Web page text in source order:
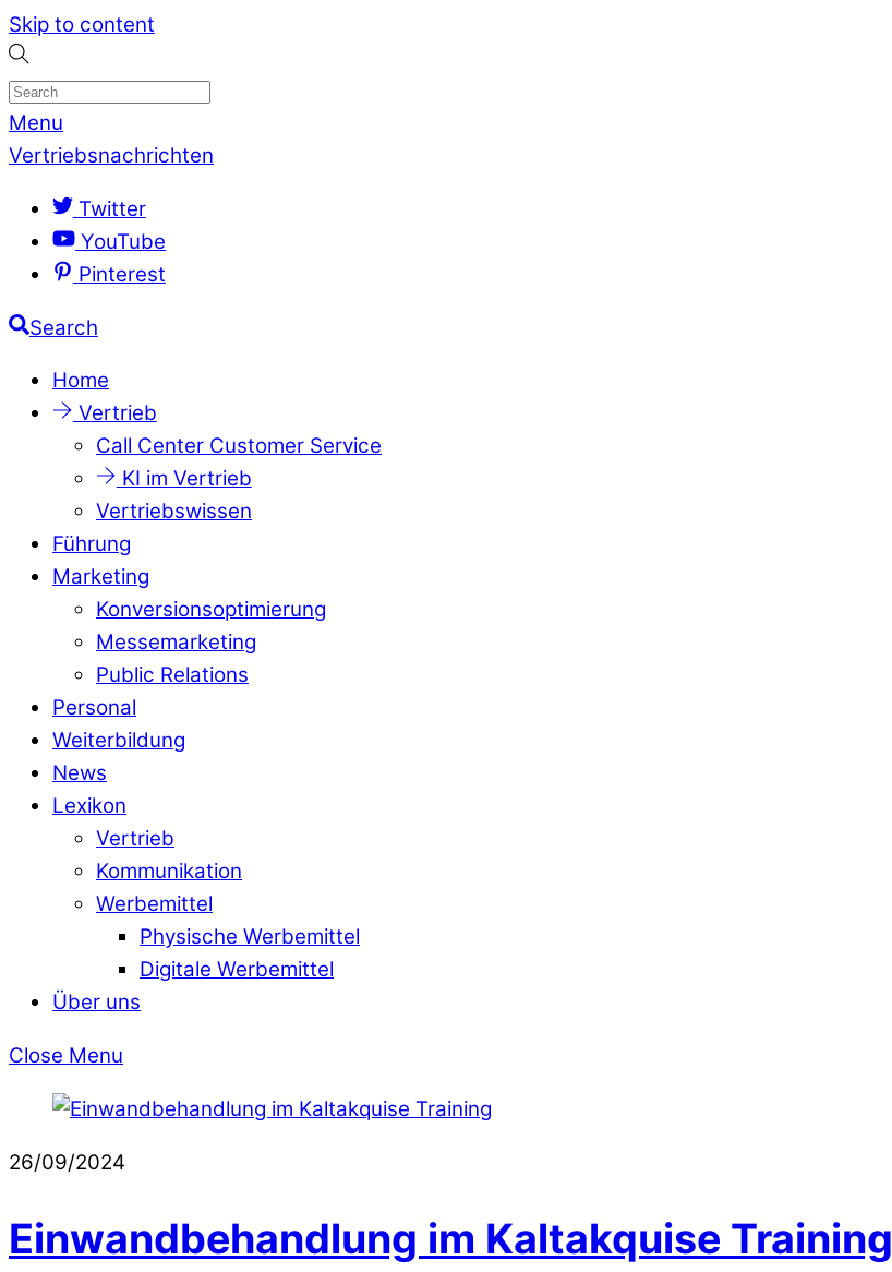
Skip to content
Menu
Vertriebsnachrichten
Twitter
YouTube
Pinterest
Search
Home
Vertrieb
Call Center Customer Service
KI im Vertrieb
Vertriebswissen
Führung
Marketing
Konversionsoptimierung
Messemarketing
Public Relations
Personal
Weiterbildung
News
Lexikon
Vertrieb
Kommunikation
Werbemittel
Physische Werbemittel
Digitale Werbemittel
Über uns
Close Menu
26/09/2024
Einwandbehandlung im Kaltakquise Training